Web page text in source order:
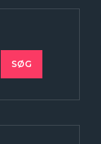
SØG